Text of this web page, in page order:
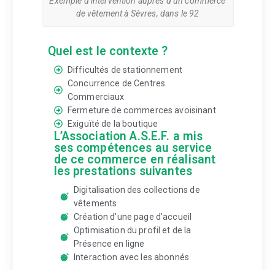
de vêtement à Sèvres, dans le 92
Quel est le contexte ?
Difficultés de stationnement
Concurrence de Centres
Commerciaux
Fermeture de commerces avoisinant
Exiguïté de la boutique
L’Association A.S.E.F. a mis
ses compétences au service
de ce commerce en réalisant
les prestations suivantes
Digitalisation des collections de
vêtements
Création d’une page d’accueil
Optimisation du profil et de la
Présence en ligne
Interaction avec les abonnés